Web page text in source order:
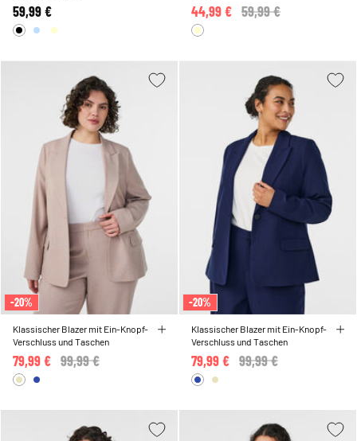
59,99 € Price reduced from
59,99 €
44,99 €
-20%
Klassischer Blazer mit Ein-Knopf-
Verschluss und Taschen
Price reduced from
99,99 €
79,99 €
-20%
Klassischer Blazer mit Ein-Knopf-
Verschluss und Taschen
Price reduced from
99,99 €
79,99 €